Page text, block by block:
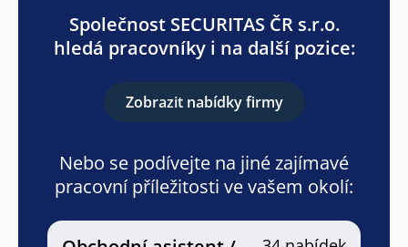
Společnost SECURITAS ČR s.r.o.
hledá pracovníky i na další pozice:
Zobrazit nabídky firmy
Nebo se podívejte na jiné zajímavé
pracovní příležitosti ve vašem okolí: